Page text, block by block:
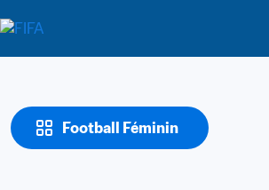
Football Féminin